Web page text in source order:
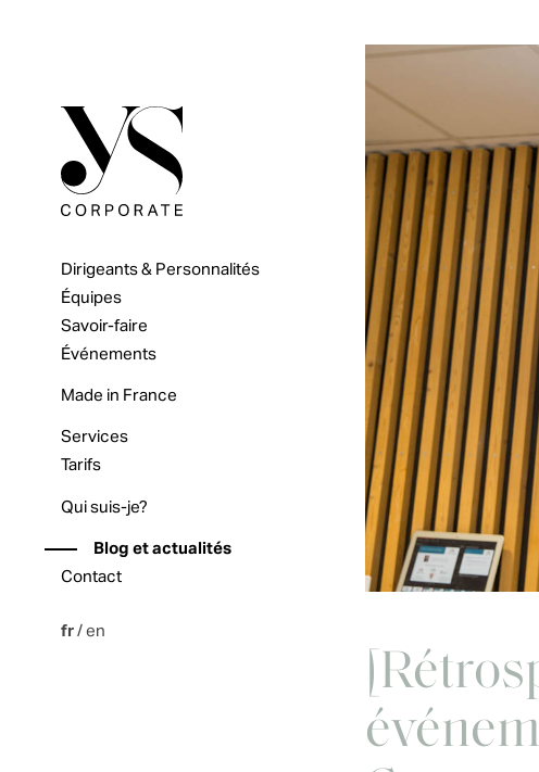
Dirigeants & Personnalités
Équipes
Savoir-faire
Événements
Made in France
Services
Tarifs
Qui suis-je?
Blog et actualités
Contact
fr / en